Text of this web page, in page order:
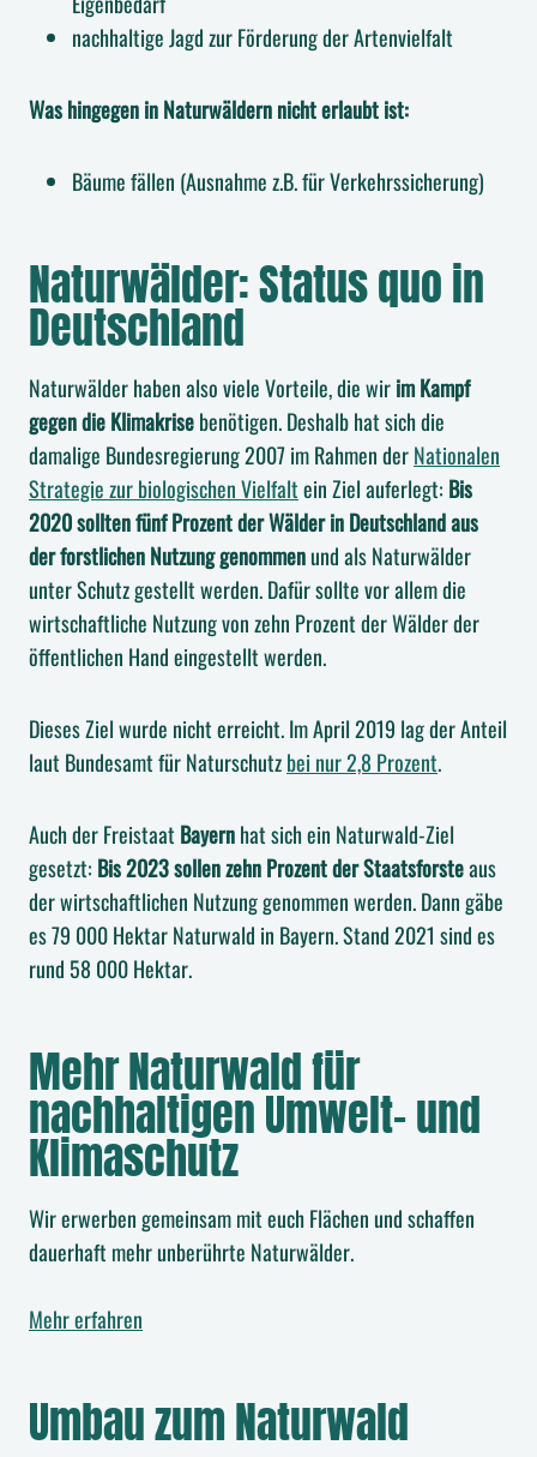
nachhaltige Jagd zur Förderung der Artenvielfalt
Was hingegen in Naturwäldern nicht erlaubt ist:
Bäume fällen (Ausnahme z.B. für Verkehrssicherung)
Naturwälder: Status quo in
Deutschland
Naturwälder haben also viele Vorteile, die wirim Kampf
gegen die Klimakrisebenötigen. Deshalb hat sich die
damalige Bundesregierung 2007 im Rahmen derNationalen
Strategie zur biologischen Vielfaltein Ziel auferlegt: Bis
2020 sollten fünf Prozent der Wälder in Deutschland aus
der forstlichen Nutzung genommenund als Naturwälder
unter Schutz gestellt werden. Dafür sollte vor allem die
wirtschaftliche Nutzung von zehn Prozent der Wälder der
öffentlichen Hand eingestellt werden.
Dieses Ziel wurde nicht erreicht. Im April 2019 lag der Anteil
laut Bundesamt für Naturschutzbei nur 2,8 Prozent.
Auch der Freistaat Bayernhat sich ein Naturwald-Ziel
gesetzt: Bis 2023 sollen zehn Prozent der Staatsforsteaus
der wirtschaftlichen Nutzung genommen werden. Dann gäbe
es 79 000 Hektar Naturwald in Bayern. Stand 2021 sind es
rund 58 000 Hektar.
Mehr Naturwald für
nachhaltigen Umwelt- und
Klimaschutz
Wir erwerben gemeinsam mit euch Flächen und schaffen
dauerhaft mehr unberührte Naturwälder.
Mehr erfahren
Umbau zum Naturwald